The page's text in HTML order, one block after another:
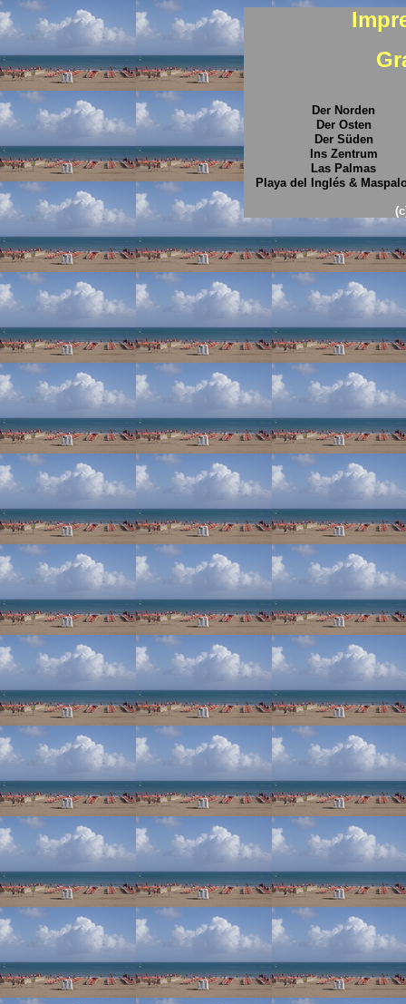
Der Norden
Der Osten
Der Süden
Ins Zentrum
Las Palmas
Playa del Inglés &